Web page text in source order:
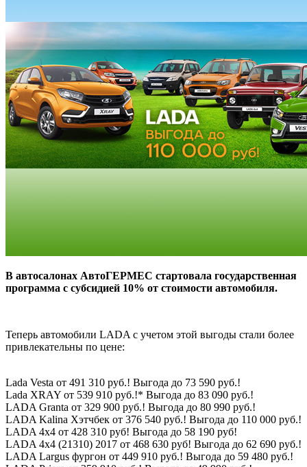
В автосалонах АвтоГЕРМЕС стартовала государственная
программа с субсидией 10% от стоимости автомобиля.
Теперь автомобили LADA с учетом этой выгоды стали более
привлекательны по цене:
Lada Vesta от 491 310 руб.! Выгода до 73 590 руб.!
Lada XRAY от 539 910 руб.!* Выгода до 83 090 руб.!
LADA Granta от 329 900 руб.! Выгода до 80 990 руб.!
LADA Kalina Хэтчбек от 376 540 руб.! Выгода до 110 000 руб.!
LADA 4х4 от 428 310 руб! Выгода до 58 190 руб!
LADA 4х4 (21310) 2017 от 468 630 руб! Выгода до 62 690 руб.!
LADA Largus фургон от 449 910 руб.! Выгода до 59 480 руб.!